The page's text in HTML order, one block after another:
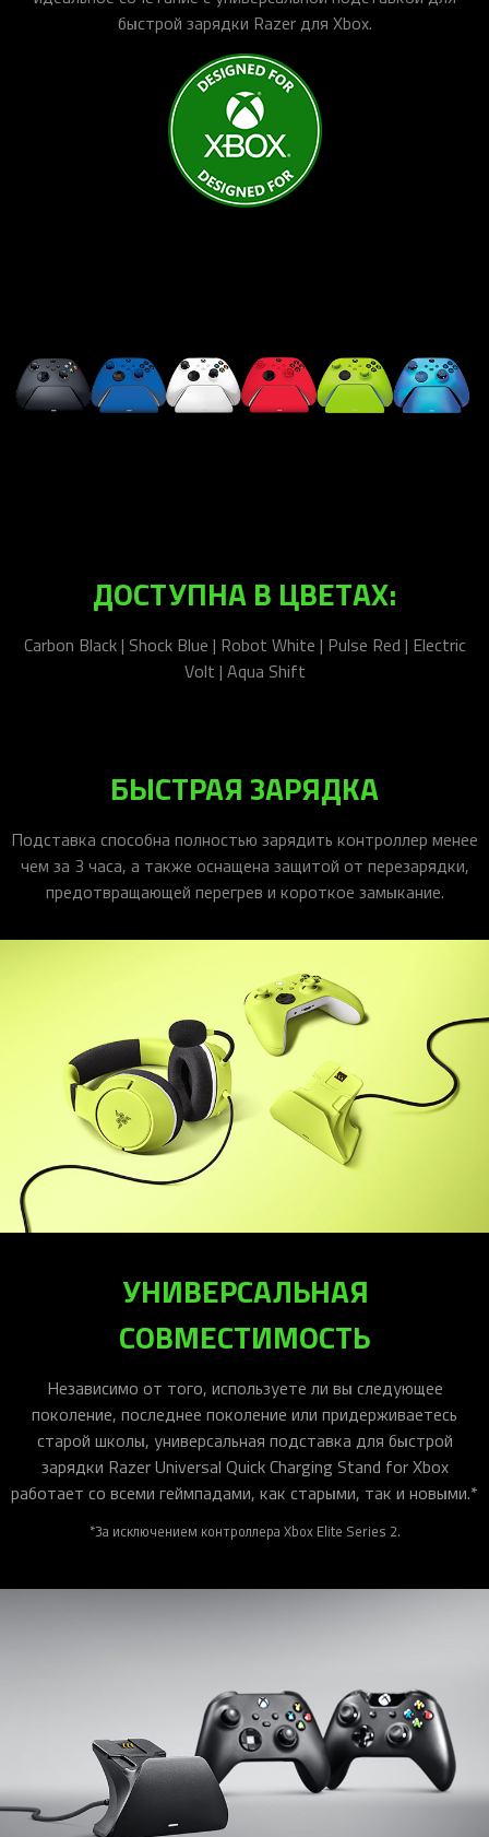
быстрой зарядки Razer для Xbox.
ДОСТУПНА В ЦВЕТАХ:
Carbon Black | Shock Blue | Robot White | Pulse Red | Electric
Volt | Aqua Shift
БЫСТРАЯ ЗАРЯДКА
Подставка способна полностью зарядить контроллер менее
чем за 3 часа, а также оснащена защитой от перезарядки,
предотвращающей перегрев и короткое замыкание.​
УНИВЕРСАЛЬНАЯ
СОВМЕСТИМОСТЬ
Независимо от того, используете ли вы следующее
поколение, последнее поколение или придерживаетесь
старой школы, универсальная подставка для быстрой
зарядки Razer Universal Quick Charging Stand for Xbox
работает со всеми геймпадами, как старыми, так и новыми.*​
*За исключением контроллера Xbox Elite Series 2.